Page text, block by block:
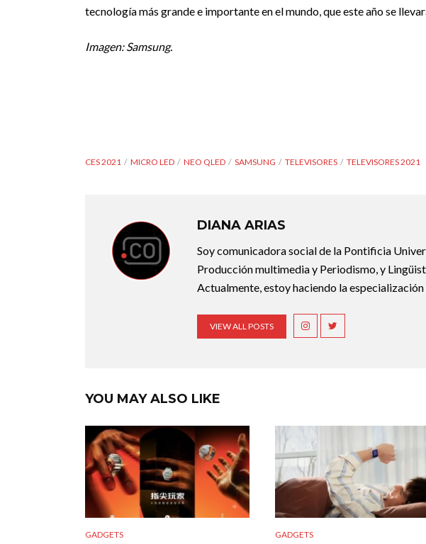
tecnología más grande e importante en el mundo, que este año se
Imagen: Samsung.
CES 2021 MICRO LED NEO QLED SAMSUNG TELEVISORES TELEVISORES 2021
DIANA ARIAS
Soy comunicadora social de la Pontificia
Producción multimedia y Periodismo, y
Actualmente, estoy haciendo la especialización
VIEW ALL POSTS
YOU MAY ALSO LIKE
GADGETS GADGETS